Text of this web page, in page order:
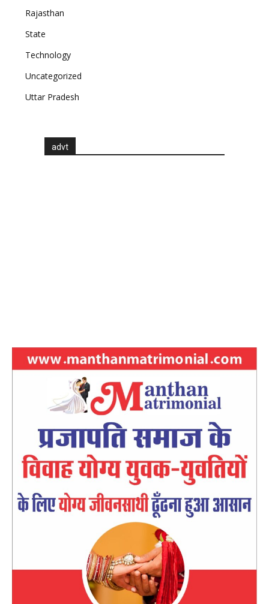
Rajasthan
State
Technology
Uncategorized
Uttar Pradesh
advt